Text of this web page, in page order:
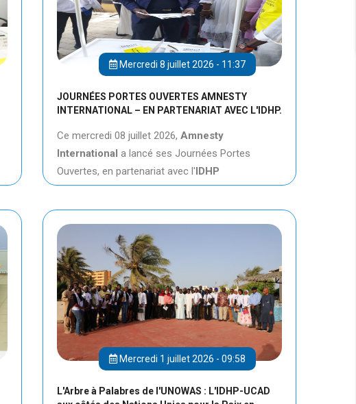
Mercredi 8 juillet 2026 - 11:37
JOURNÉES PORTES OUVERTES AMNESTY
INTERNATIONAL – EN PARTENARIAT AVEC L'IDHP.
Ce mercredi 08 juillet 2026, Amnesty
International a lancé ses Journées Portes
Ouvertes, en partenariat avec l'IDHP
Mercredi 1 juillet 2026 - 09:58
L'Arbre à Palabres de l'UNOWAS : L'IDHP-UCAD